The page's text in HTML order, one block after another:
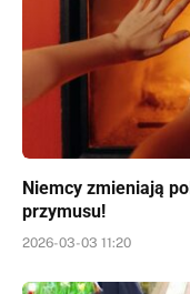
Niemcy zmieniają
przymusu!
2026-03-03 11:20